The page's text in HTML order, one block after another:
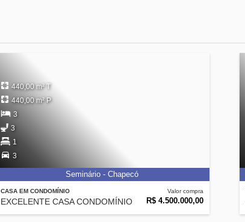
CASA EM CONDOMÍNIO
EXCELENTE CASA CONDOMÍNIO
Valor compra
R$ 4.500.000,00
440,00 m² T
440,00 m² P
3
3
1
3
Seminário - Chapecó